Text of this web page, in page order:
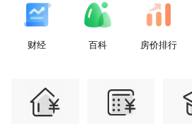
财经 百科 房价排行